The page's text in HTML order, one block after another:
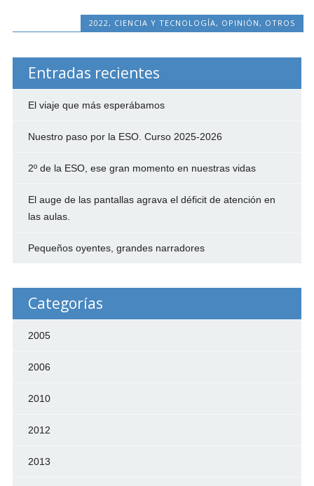
2022, CIENCIA Y TECNOLOGÍA, OPINIÓN, OTROS
Entradas recientes
El viaje que más esperábamos
Nuestro paso por la ESO. Curso 2025-2026
2º de la ESO, ese gran momento en nuestras vidas
El auge de las pantallas agrava el déficit de atención en
las aulas.
Pequeños oyentes, grandes narradores
Categorías
2005
2006
2010
2012
2013